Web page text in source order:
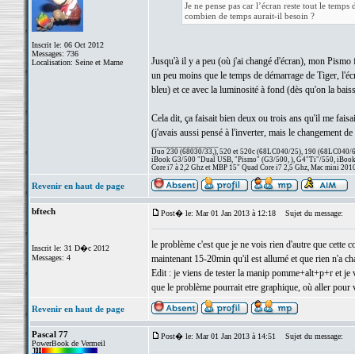
Inscrit le: 06 Oct 2012
Messages: 736
Localisation: Seine et Marne
Je ne pense pas car l’écran reste tout le
combien de temps aurait-il besoin ?
Jusqu'à il y a peu (où j'ai changé d'écran), mon
un peu moins que le temps de démarrage de Tiger,
bleu) et ce avec la luminosité à fond (dès qu'on la
Cela dit, ça faisait bien deux ou trois ans qu'il me
(j'avais aussi pensé à l'inverter, mais le changement
Duo 230 (68030/33,), 520 et 520c (68LC040/25), 190 (68LC040/
iBook G3/500 "Dual USB, "Pismo" (G3/500, ), G4"Ti"/550,
Core i7 à 2,2 Ghz et MBP 15" Quad Core i7 2,5 Ghz, Mac mini
Revenir en haut de page
bftech
Inscrit le: 31 D�c 2012
Messages: 4
Post� le: Mar 01 Jan 2013 à 12:18 Sujet du message:
le problème c'est que je ne vois rien d'autre que cette
maintenant 15-20min qu'il est allumé et que rien n'a
Edit : je viens de tester la manip pomme+alt+p+r et
que le problème pourrait etre graphique, où aller
Revenir en haut de page
Pascal 77
PowerBook de Vermeil
Post� le: Mar 01 Jan 2013 à 14:51 Sujet du message: